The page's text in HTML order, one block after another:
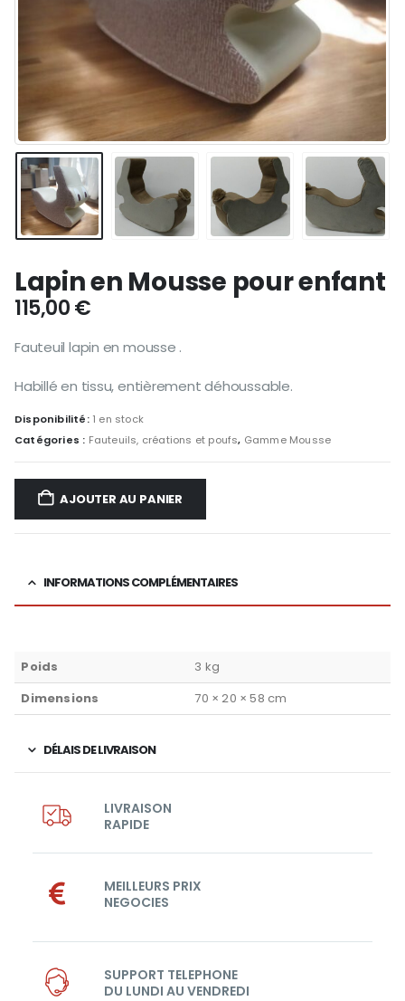
Lapin en Mousse pour enfant
115,00€
Fauteuil lapin en mousse .
Habillé en tissu, entièrement déhoussable.
Disponibilité: 1 en stock
Catégories : Fauteuils, créations et poufs, Gamme Mousse
AJOUTER AU PANIER
INFORMATIONS COMPLÉMENTAIRES
Poids
3 kg
Dimensions
70 × 20 × 58 cm
DÉLAIS DE LIVRAISON
LIVRAISON
RAPIDE
MEILLEURS PRIX
NEGOCIES
SUPPORT TELEPHONE
DU LUNDI AU VENDREDI